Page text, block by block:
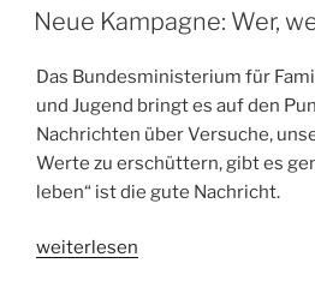
AM
Neue Kampagne: Wer,
Das Bundesministerium für
und Jugend bringt es auf den
Nachrichten über Versuche,
Werte zu erschüttern, gibt es
leben“ ist die gute Nachricht.
„Neue
weiterlesen